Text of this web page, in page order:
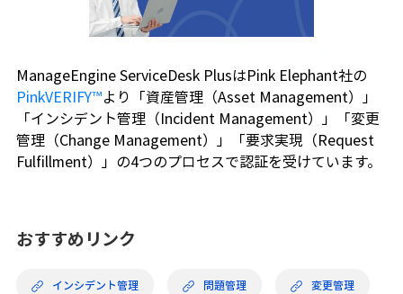
ManageEngine ServiceDesk PlusはPink Elephant社の
PinkVERIFY™より「資産管理（Asset Management）」
「インシデント管理（Incident Management）」「変更
管理（Change Management）」「要求実現（Request
Fulfillment）」の4つのプロセスで認証を受けています。
おすすめリンク
インシデント管理 問題管理 変更管理